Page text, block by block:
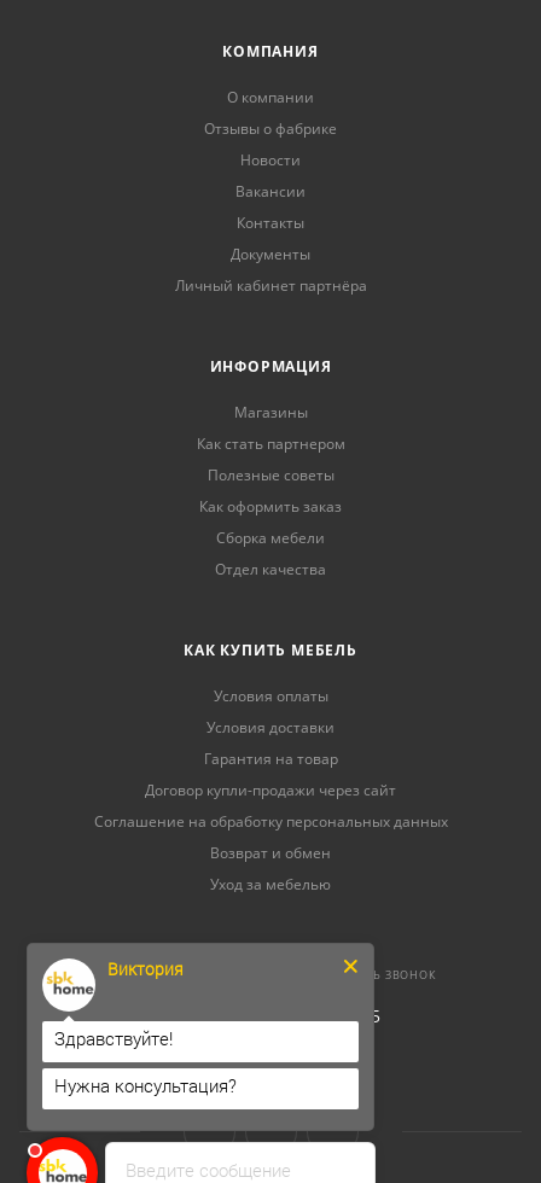
КОМПАНИЯ
О компании
Отзывы о фабрике
Новости
Вакансии
Контакты
Документы
Личный кабинет партнёра
ИНФОРМАЦИЯ
Магазины
Как стать партнером
Полезные советы
Как оформить заказ
Сборка мебели
Отдел качества
КАК КУПИТЬ МЕБЕЛЬ
Условия оплаты
Условия доставки
Гарантия на товар
Договор купли-продажи через сайт
Соглашение на обработку персональных данных
Возврат и обмен
Уход за мебелью
8 (800) 500-52-16 ЗАКАЗАТЬ ЗВОНОК
ОГРНИП 304264520800165
Введите сообщение
Виктория
Здравствуйте!
Нужна консультация?